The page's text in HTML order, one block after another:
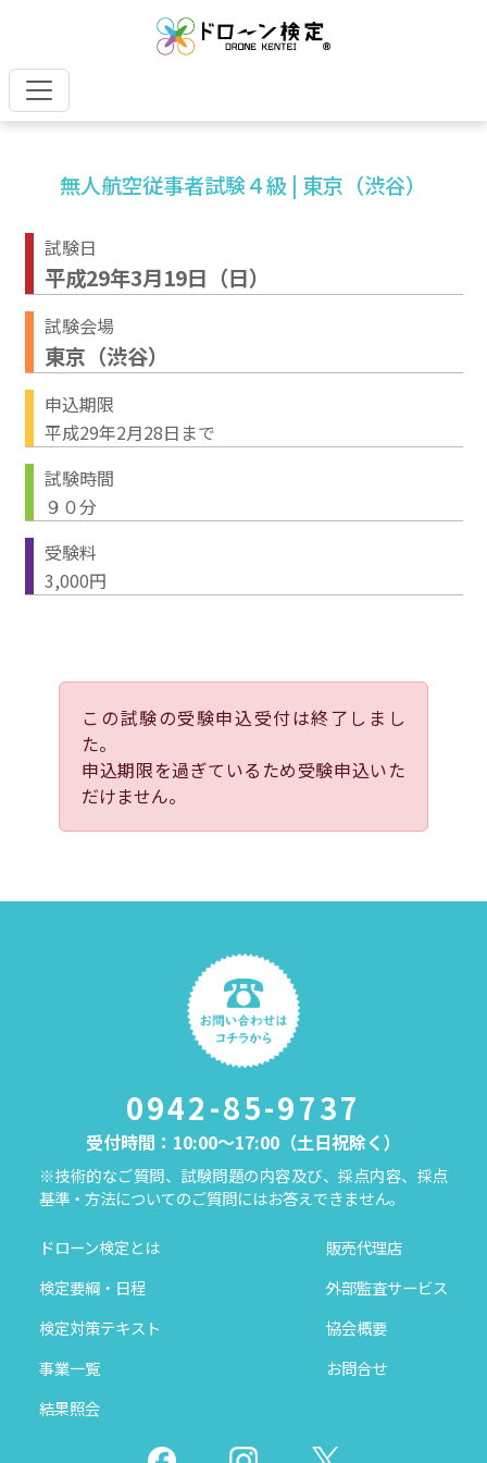
無人航空従事者試験４級 | 東京（渋谷）
試験日
平成29年3月19日（日）
試験会場
東京（渋谷）
申込期限
平成29年2月28日まで
試験時間
９０分
受験料
3,000円
この試験の受験申込受付は終了しまし
た。
申込期限を過ぎているため受験申込いた
だけません。
0942-85-9737
受付時間：10:00～17:00（土日祝除く）
※技術的なご質問、試験問題の内容及び、採点内容、採点
基準・方法についてのご質問にはお答えできません。
ドローン検定とは
検定要綱・日程
検定対策テキスト
事業一覧
結果照会
販売代理店
外部監査サービス
協会概要
お問合せ